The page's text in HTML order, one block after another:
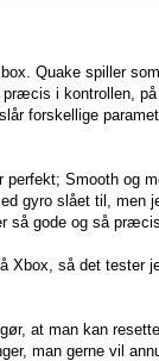
Quake spiller
i kontrollen,
forskellige
Smooth og
gyro slået til, men
så gode og så
Xbox, så det tester
at man kan
man gerne vil